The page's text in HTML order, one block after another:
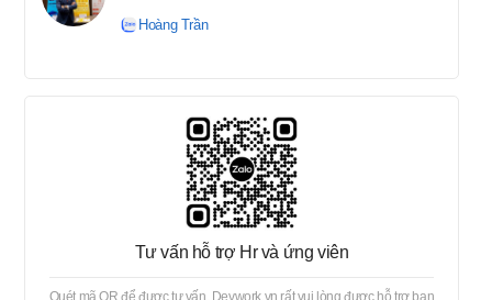
tuyển → Offer → Thủ tục
Hoàng Trần
Tư vấn hỗ trợ Hr và ứng viên